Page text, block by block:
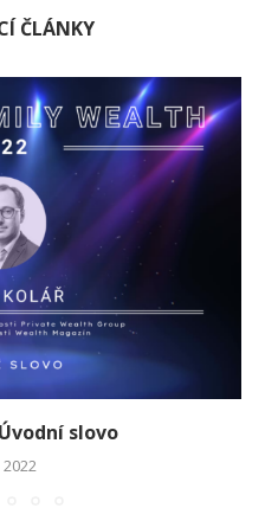
ČLÁNKY
slovo
2022